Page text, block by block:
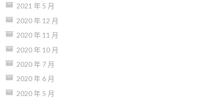
2021 年 5 月
2020 年 12 月
2020 年 11 月
2020 年 10 月
2020 年 7 月
2020 年 6 月
2020 年 5 月